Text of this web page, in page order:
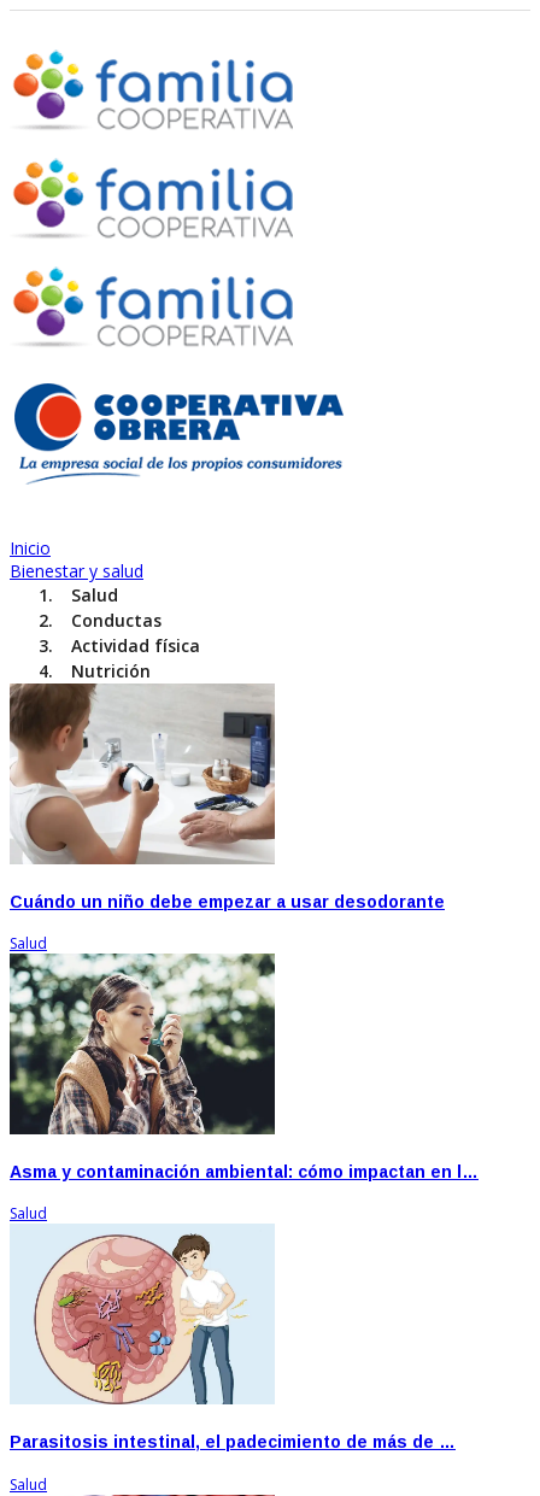
Inicio
Bienestar y salud
Salud
Conductas
Actividad física
Nutrición
Cuándo un niño debe empezar a usar desodorante
Salud
Asma y contaminación ambiental: cómo impactan en l…
Salud
Parasitosis intestinal, el padecimiento de más de …
Salud